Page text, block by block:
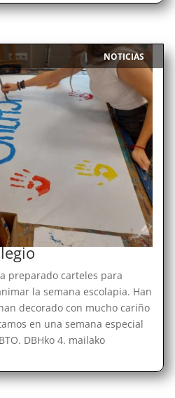
NOTICIAS
preparado carteles para
la semana escolapia. Han
decorado con mucho cariño
en una semana especial
DBHko 4. mailako